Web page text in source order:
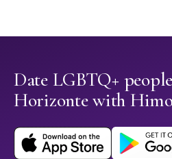
Date LGBTQ+
Horizonte with